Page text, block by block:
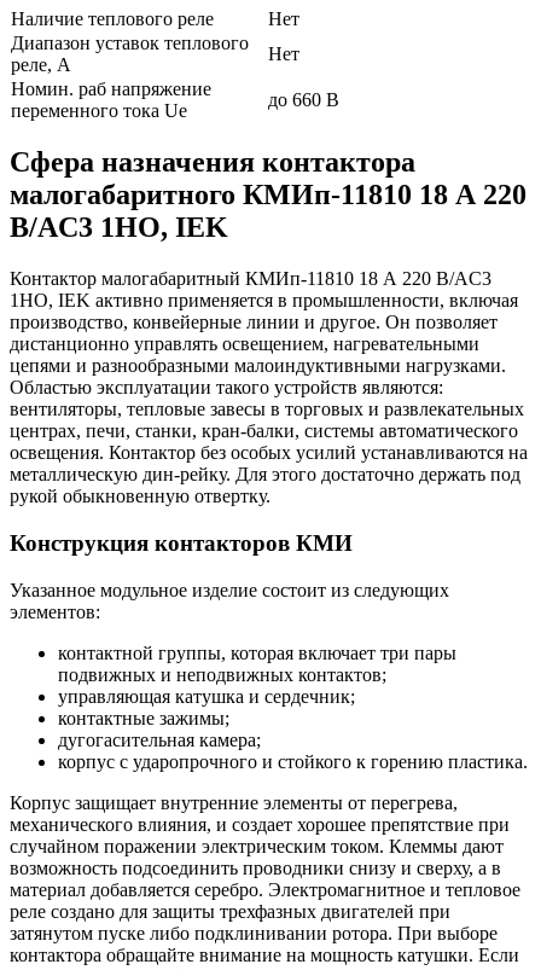
Наличие теплового реле
Нет
Диапазон уставок теплового
реле, А
Нет
Номин. раб напряжение
переменного тока Ue
до 660 В
Сфера назначения контактора
малогабаритного КМИп-11810 18 А 220
В/AC3 1НО, IEK
Контактор малогабаритный КМИп-11810 18 А 220 В/AC3
1НО, IEK активно применяется в промышленности, включая
производство, конвейерные линии и другое. Он позволяет
дистанционно управлять освещением, нагревательными
цепями и разнообразными малоиндуктивными нагрузками.
Областью эксплуатации такого устройств являются:
вентиляторы, тепловые завесы в торговых и развлекательных
центрах, печи, станки, кран-балки, системы автоматического
освещения. Контактор без особых усилий устанавливаются на
металлическую дин-рейку. Для этого достаточно держать под
рукой обыкновенную отвертку.
Конструкция контакторов КМИ
Указанное модульное изделие состоит из следующих
элементов:
контактной группы, которая включает три пары
подвижных и неподвижных контактов;
управляющая катушка и сердечник;
контактные зажимы;
дугогасительная камера;
корпус с ударопрочного и стойкого к горению пластика.
Корпус защищает внутренние элементы от перегрева,
механического влияния, и создает хорошее препятствие при
случайном поражении электрическим током. Клеммы дают
возможность подсоединить проводники снизу и сверху, а в
материал добавляется серебро. Электромагнитное и тепловое
реле создано для защиты трехфазных двигателей при
затянутом пуске либо подклинивании ротора. При выборе
контактора обращайте внимание на мощность катушки. Если